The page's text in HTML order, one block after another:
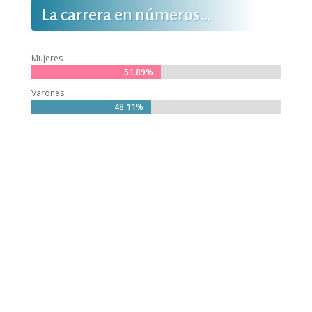
La carrera en números…
Mujeres
51.89%
51.89%
Varones
48.11%
48.11%